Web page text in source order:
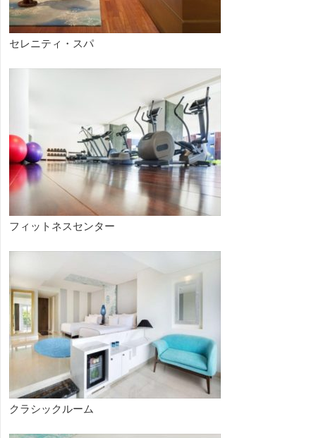
セレニティ・スパ
フィットネスセンター
クラシックルーム